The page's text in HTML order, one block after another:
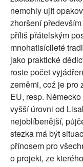
nemohly ujít
zhoršení
příliš přátelským
mnohatisícileté
jako praktické
roste počet
zeměmi, což je pro
EU, resp.
vyšší úrovni od
nejoblíbenější,
stezka má být
přínosem pro
o projekt, ze